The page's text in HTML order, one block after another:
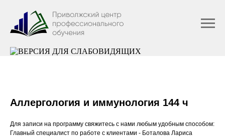
Аллергология и иммунология 144 ч
Для записи на программу свяжитесь с нами любым удобным способом:
Главный специалист по работе с клиентами - Боталова Лариса